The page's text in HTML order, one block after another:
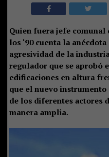
Quien fuera jefe comunal
los ‘90 cuenta la
agresividad de la
regulador que se aprobó
edificaciones en altura
que el nuevo
de los diferentes actores
manera amplia.